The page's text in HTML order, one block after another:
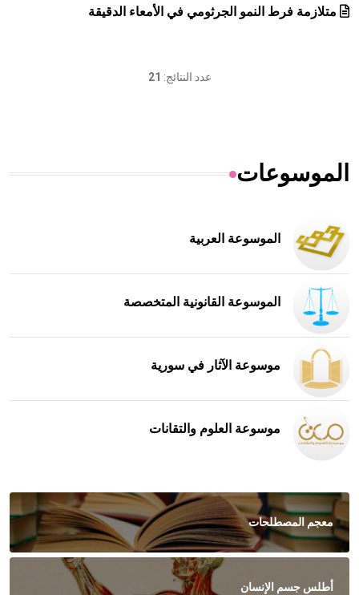
متلازمة فرط النمو الجرثومي في الأمعاء الدقيقة
عدد النتائج: 21
الموسوعات
الموسوعة العربية
الموسوعة القانونية المتخصصة
موسوعة الآثار في سورية
موسوعة العلوم والتقانات
معجم المصطلحات
أطلس جسم الإنسان